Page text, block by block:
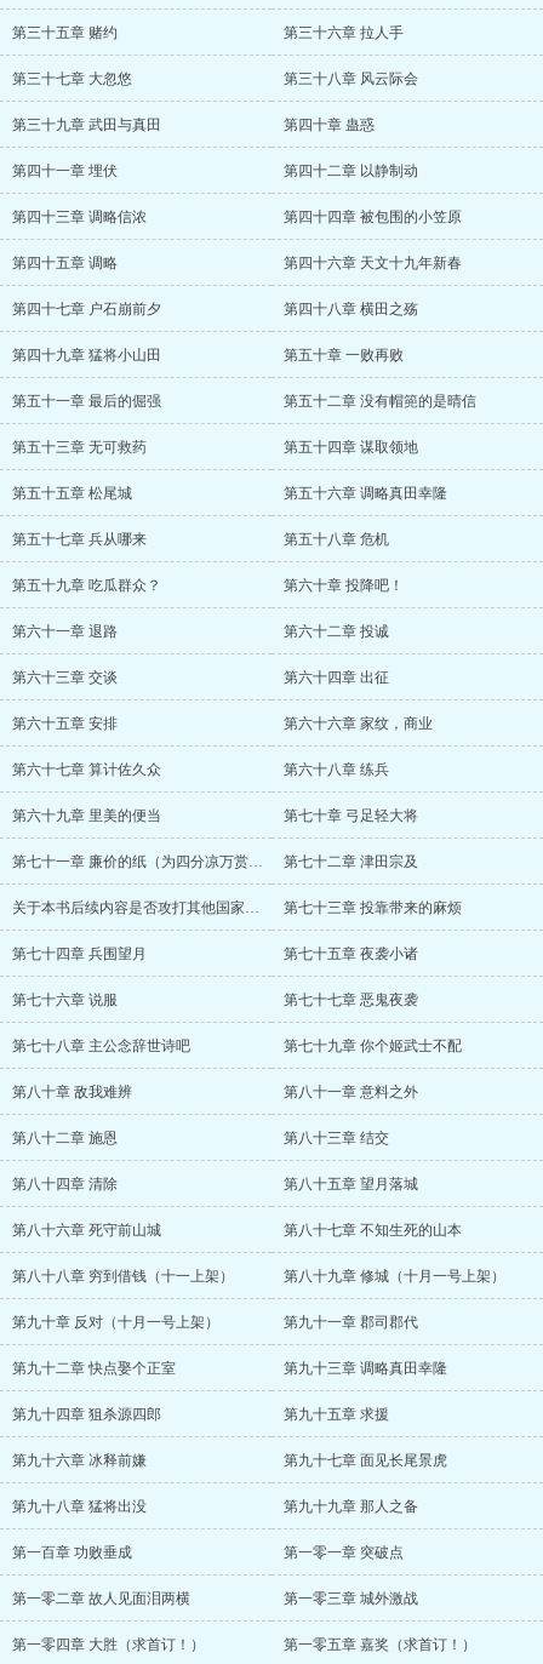
第三十五章 赌约 第三十六章 拉人手
第三十七章 大忽悠 第三十八章 风云际会
第三十九章 武田与真田 第四十章 蛊惑
第四十一章 埋伏 第四十二章 以静制动
第四十三章 调略信浓 第四十四章 被包围的小笠原
第四十五章 调略 第四十六章 天文十九年新春
第四十七章 户石崩前夕 第四十八章 横田之殇
第四十九章 猛将小山田 第五十章 一败再败
第五十一章 最后的倔强 第五十二章 没有帽篼的是晴信
第五十三章 无可救药 第五十四章 谋取领地
第五十五章 松尾城 第五十六章 调略真田幸隆
第五十七章 兵从哪来 第五十八章 危机
第五十九章 吃瓜群众？ 第六十章 投降吧！
第六十一章 退路 第六十二章 投诚
第六十三章 交谈 第六十四章 出征
第六十五章 安排 第六十六章 家纹，商业
第六十七章 算计佐久众 第六十八章 练兵
第六十九章 里美的便当 第七十章 弓足轻大将
第七十一章 廉价的纸（为四分凉万赏加更） 第七十二章 津田宗及
关于本书后续内容是否攻打其他国家的问题 第七十三章 投靠带来的麻烦
第七十四章 兵围望月 第七十五章 夜袭小诸
第七十六章 说服 第七十七章 恶鬼夜袭
第七十八章 主公念辞世诗吧 第七十九章 你个姬武士不配
第八十章 敌我难辨 第八十一章 意料之外
第八十二章 施恩 第八十三章 结交
第八十四章 清除 第八十五章 望月落城
第八十六章 死守前山城 第八十七章 不知生死的山本
第八十八章 穷到借钱（十一上架） 第八十九章 修城（十月一号上架）
第九十章 反对（十月一号上架） 第九十一章 郡司郡代
第九十二章 快点娶个正室 第九十三章 调略真田幸隆
第九十四章 狙杀源四郎 第九十五章 求援
第九十六章 冰释前嫌 第九十七章 面见长尾景虎
第九十八章 猛将出没 第九十九章 那人之备
第一百章 功败垂成 第一零一章 突破点
第一零二章 故人见面泪两横 第一零三章 城外激战
第一零四章 大胜（求首订！） 第一零五章 嘉奖（求首订！）